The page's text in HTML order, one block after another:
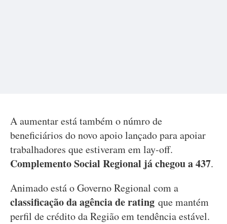
A aumentar está também o númro de
beneficiários do novo apoio lançado para apoiar
trabalhadores que estiveram em lay-off.
Complemento Social Regional já chegou a 437.
Animado está o Governo Regional com a
classificação da agência de rating que mantém
perfil de crédito da Região em tendência estável.